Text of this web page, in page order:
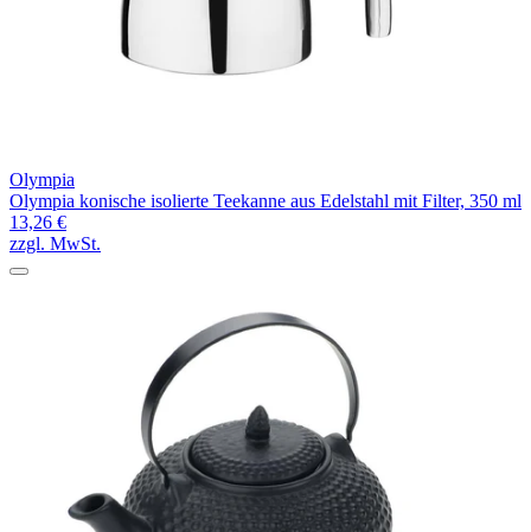
Olympia
Olympia konische isolierte Teekanne aus Edelstahl mit Filter, 350 ml
13,26 €
zzgl. MwSt.